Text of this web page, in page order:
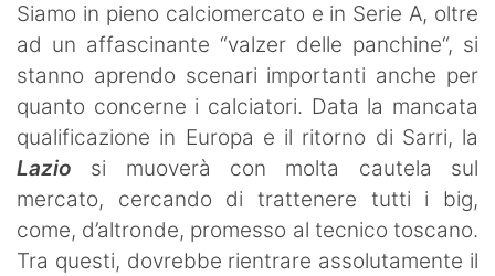
Siamo in pieno calciomercato e in Serie A, oltre
ad un affascinante “valzer delle panchine“, si
stanno aprendo scenari importanti anche per
quanto concerne i calciatori. Data la mancata
qualificazione in Europa e il ritorno di Sarri, la
Lazio si muoverà con molta cautela sul
mercato, cercando di trattenere tutti i big,
come, d’altronde, promesso al tecnico toscano.
Tra questi, dovrebbe rientrare assolutamente il